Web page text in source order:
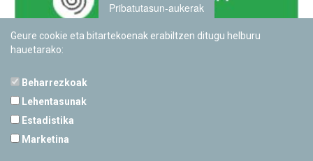
Pribatutasun-aukerak
Geure cookie eta bitartekoenak erabiltzen ditugu helburu
hauetarako:
Beharrezkoak
Lehentasunak
Estadistika
Marketina